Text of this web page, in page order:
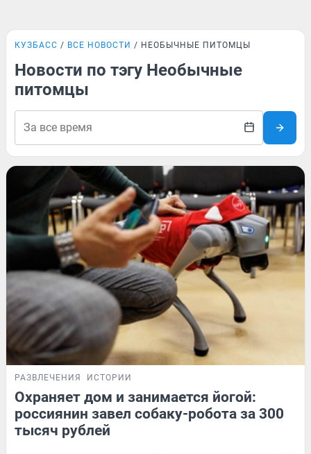
КУЗБАСС ВСЕ НОВОСТИ НЕОБЫЧНЫЕ ПИТОМЦЫ
Новости по тэгу Необычные
питомцы
РАЗВЛЕЧЕНИЯ ИСТОРИИ
Охраняет дом и занимается йогой:
россиянин завел собаку-робота за 300
тысяч рублей